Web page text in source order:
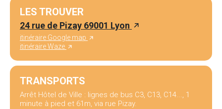
LES TROUVER
24 rue de Pizay 69001 Lyon
itinéraire Google map
itinéraire Waze
TRANSPORTS
Arrêt Hôtel de Ville : lignes de bus C3, C13, C14..., 1
minute à pied et 61m, via rue Pizay.